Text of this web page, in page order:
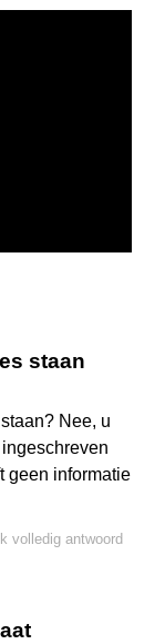
staan
Nee, u
geen informatie
volledig antwoord